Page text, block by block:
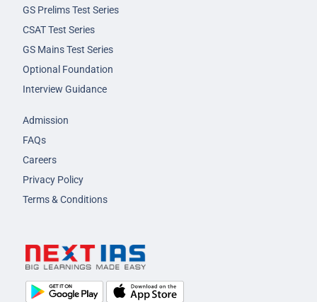
GS Prelims Test Series
CSAT Test Series
GS Mains Test Series
Optional Foundation
Interview Guidance
Admission
FAQs
Careers
Privacy Policy
Terms & Conditions